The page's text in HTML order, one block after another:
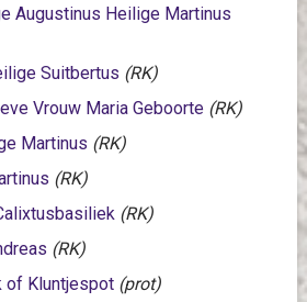
Augustinus Heilige Martinus
Suitbertus (RK)
Vrouw Maria Geboorte (RK)
Martinus (RK)
(RK)
(RK)
(RK)
of Kluntjespot (prot)